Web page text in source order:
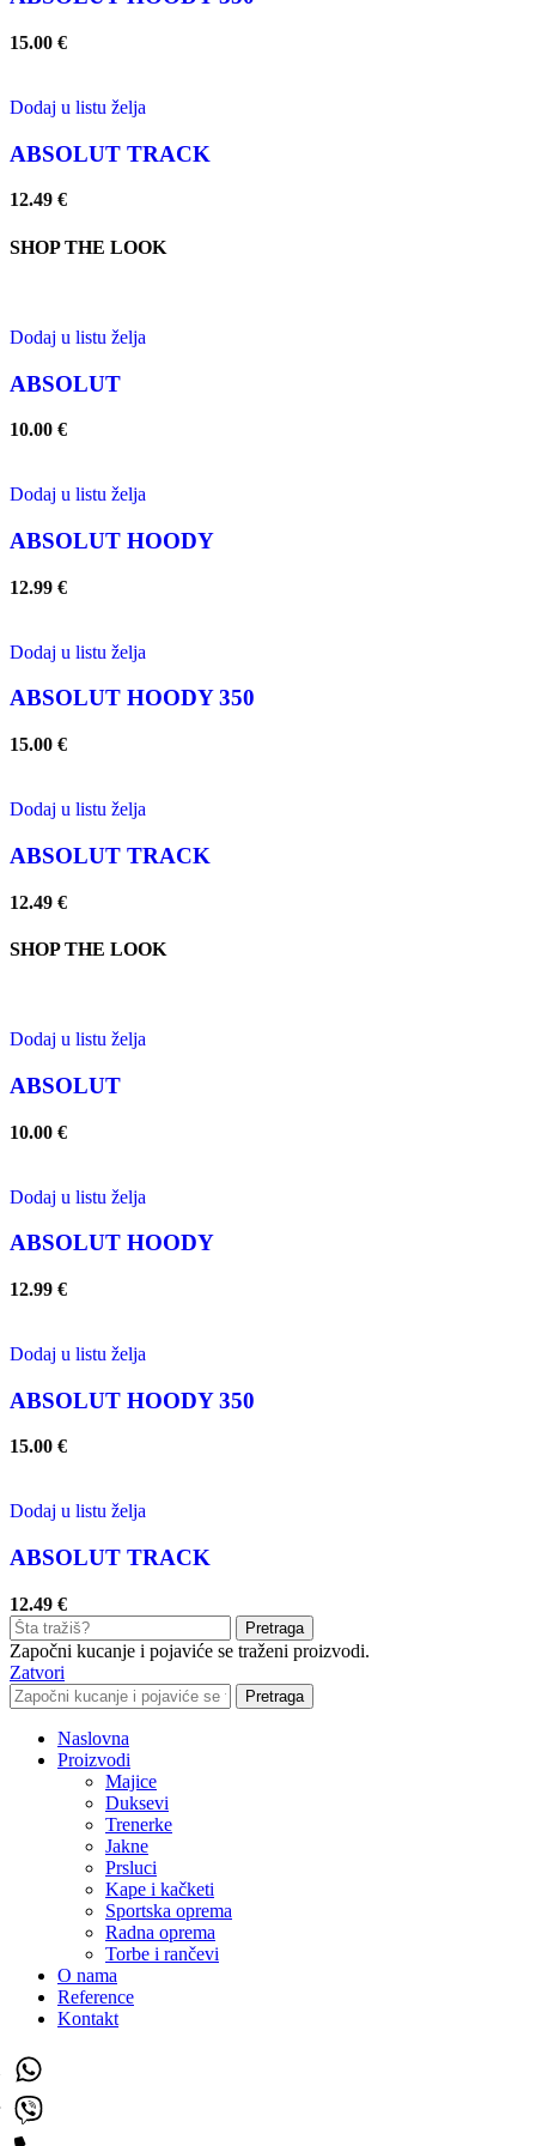
15.00 €
Dodaj u listu želja
ABSOLUT TRACK
12.49 €
SHOP THE LOOK
Dodaj u listu želja
ABSOLUT
10.00 €
Dodaj u listu želja
ABSOLUT HOODY
12.99 €
Dodaj u listu želja
ABSOLUT HOODY 350
15.00 €
Dodaj u listu želja
ABSOLUT TRACK
12.49 €
SHOP THE LOOK
Dodaj u listu želja
ABSOLUT
10.00 €
Dodaj u listu želja
ABSOLUT HOODY
12.99 €
Dodaj u listu želja
ABSOLUT HOODY 350
15.00 €
Dodaj u listu želja
ABSOLUT TRACK
12.49 €
Pretraga
Započni kucanje i pojaviće se traženi proizvodi.
Zatvori
Pretraga
Naslovna
Proizvodi
Majice
Duksevi
Trenerke
Jakne
Prsluci
Kape i kačketi
Sportska oprema
Radna oprema
Torbe i rančevi
O nama
Reference
Kontakt